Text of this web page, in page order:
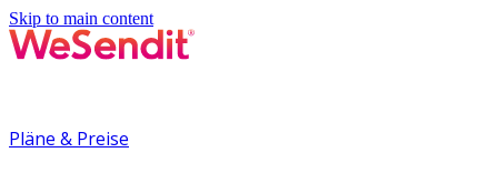
Skip to main content
Pläne & Preise